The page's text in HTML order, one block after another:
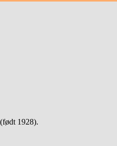
1928).